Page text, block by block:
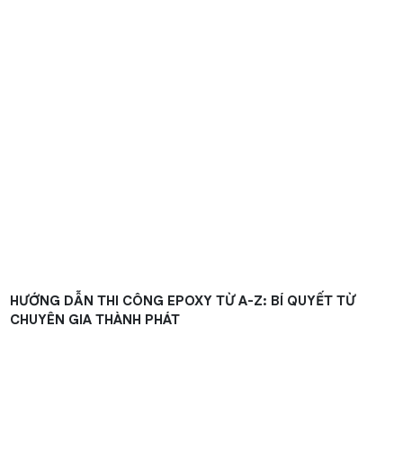
HƯỚNG DẪN THI CÔNG EPOXY TỪ A-Z: BÍ QUYẾT TỪ
CHUYÊN GIA THÀNH PHÁT